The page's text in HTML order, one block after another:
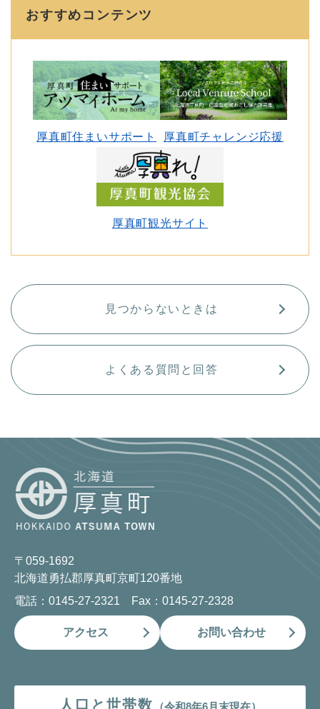
おすすめコンテンツ
厚真町住まいサポート 厚真町チャレンジ応援
厚真町観光サイト
見つからないときは
よくある質問と回答
〒059-1692
北海道勇払郡厚真町京町120番地
電話：0145-27-2321 Fax：0145-27-2328
アクセス お問い合わせ
人口と世帯数